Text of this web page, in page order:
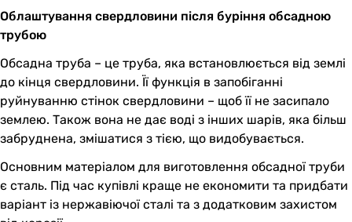
Облаштування свердловини після буріння обсадною
трубою
Обсадна труба – це труба, яка встановлюється від землі
до кінця свердловини. Її функція в запобіганні
руйнуванню стінок свердловини – щоб її не засипало
землею. Також вона не дає воді з інших шарів, яка більш
забруднена, змішатися з тією, що видобувається.
Основним матеріалом для виготовлення обсадної труби
є сталь. Під час купівлі краще не економити та придбати
варіант із нержавіючої сталі та з додатковим захистом